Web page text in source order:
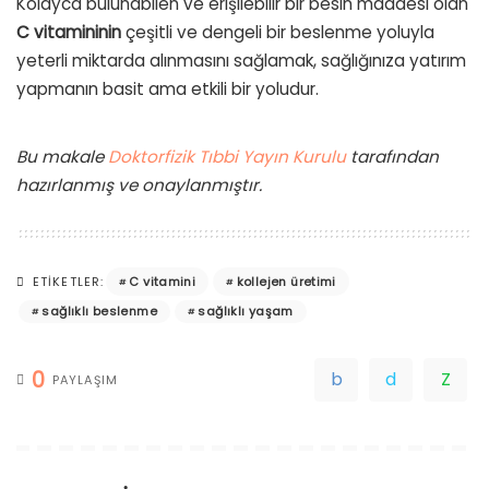
C vitaminininçeşitli ve dengeli bir beslenme yoluyla
yeterli miktarda alınmasını sağlamak, sağlığınıza yatırım
yapmanın basit ama etkili bir yoludur.
Bu makaleDoktorfizik Tıbbi Yayın Kurulutarafından
hazırlanmış ve onaylanmıştır.
ETIKETLER: C vitamini
kollejen üretimi
sağlıklı beslenme
sağlıklı yaşam
0 PAYLAŞIM